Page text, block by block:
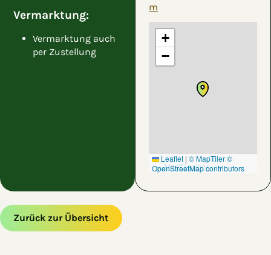
Vermarktung:
Vermarktung auch
per Zustellung
m
+
−
Leaflet | © MapTiler©
OpenStreetMap contributors
Zurück zur Übersicht